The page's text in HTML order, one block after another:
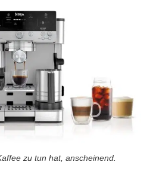
zu tun hat, anscheinend.